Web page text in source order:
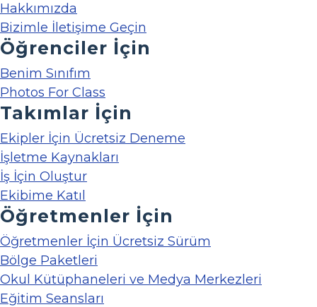
Hakkımızda
Bizimle İletişime Geçin
Öğrenciler İçin
Benim Sınıfım
Photos For Class
Takımlar İçin
Ekipler İçin Ücretsiz Deneme
İşletme Kaynakları
İş İçin Oluştur
Ekibime Katıl
Öğretmenler İçin
Öğretmenler İçin Ücretsiz Sürüm
Bölge Paketleri
Okul Kütüphaneleri ve Medya Merkezleri
Eğitim Seansları